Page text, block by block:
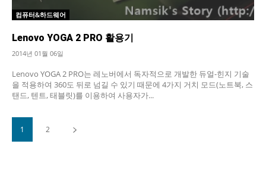
컴퓨터&하드웨어
Lenovo YOGA 2 PRO 활용기
2014년 01월 06일
Lenovo YOGA 2 PRO는 레노버에서 독자적으로 개발한 듀얼-힌지 기술
을 적용하여 360도 뒤로 넘길 수 있기 때문에 4가지 거치 모드(노트북, 스
탠드, 텐트, 태블릿)를 이용하여 사용자가...
1 2